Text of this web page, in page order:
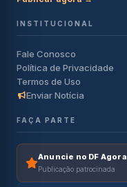
INSTITUCIONAL
Fale Conosco
Política de Privacidade
Termos de Uso
Enviar Notícia
FAÇA PARTE
Anuncie no DF Agora
Publicação patrocinada